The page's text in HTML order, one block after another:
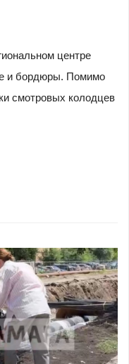
центре
и бордюры. Помимо
смотровых колодцев